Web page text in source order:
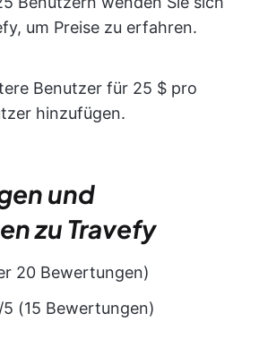
um Preise zu erfahren.
Benutzer für 25 $ pro
hinzufügen.
und
zu Travefy
20 Bewertungen)
(15 Bewertungen)